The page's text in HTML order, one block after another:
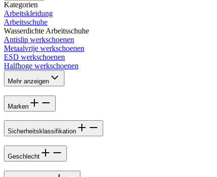
Kategorien
Arbeitskleidung
Arbeitsschuhe
Wasserdichte Arbeitsschuhe
Antislip werkschoenen
Metaalvrije werkschoenen
ESD werkschoenen
Halfhoge werkschoenen
Mehr anzeigen
Marken
Sicherheitsklassifikation
Geschlecht